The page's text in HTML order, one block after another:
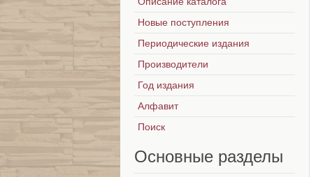
Новые поступления
Периодические издания
Производители
Год издания
Алфавит
Поиск
Основные разделы